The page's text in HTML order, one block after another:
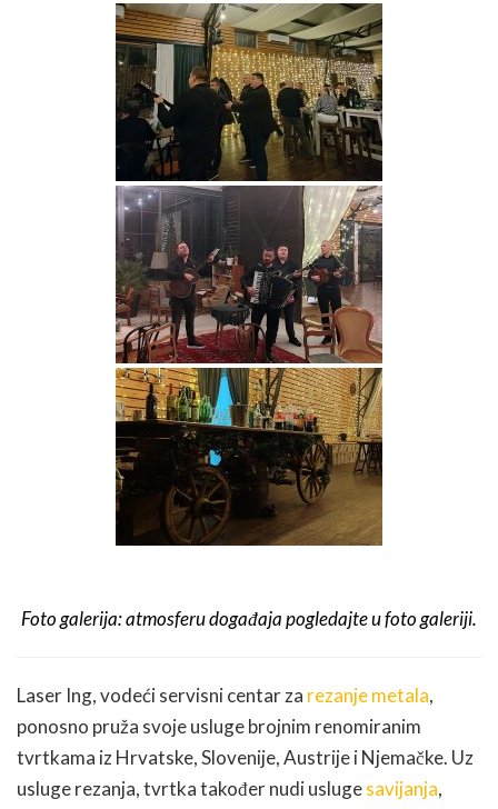
Foto galerija: atmosferu događaja pogledajte u foto galeriji.
Laser Ing, vodeći servisni centar za rezanje metala,
ponosno pruža svoje usluge brojnim renomiranim
tvrtkama iz Hrvatske, Slovenije, Austrije i Njemačke. Uz
usluge rezanja, tvrtka također nudi uslugesavijanja,